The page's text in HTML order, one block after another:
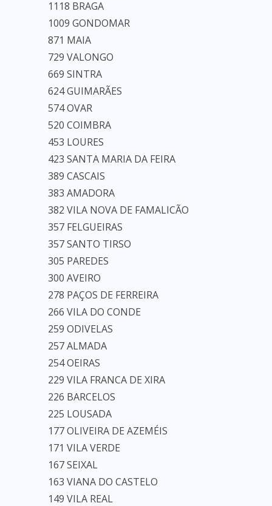
1118 BRAGA
1009 GONDOMAR
871 MAIA
729 VALONGO
669 SINTRA
624 GUIMARÃES
574 OVAR
520 COIMBRA
453 LOURES
423 SANTA MARIA DA FEIRA
389 CASCAIS
383 AMADORA
382 VILA NOVA DE FAMALICÃO
357 FELGUEIRAS
357 SANTO TIRSO
305 PAREDES
300 AVEIRO
278 PAÇOS DE FERREIRA
266 VILA DO CONDE
259 ODIVELAS
257 ALMADA
254 OEIRAS
229 VILA FRANCA DE XIRA
226 BARCELOS
225 LOUSADA
177 OLIVEIRA DE AZEMÉIS
171 VILA VERDE
167 SEIXAL
163 VIANA DO CASTELO
149 VILA REAL